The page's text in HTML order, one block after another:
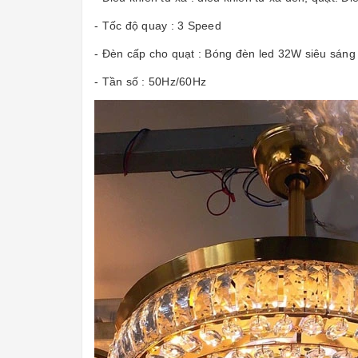
- Tốc độ quay : 3 Speed
- Đèn cấp cho quạt : Bóng đèn led 32W siêu sáng
- Tần số : 50Hz/60Hz